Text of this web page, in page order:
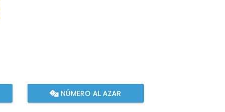
NÚMERO AL AZAR